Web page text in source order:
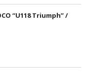
“U118 Triumph” /